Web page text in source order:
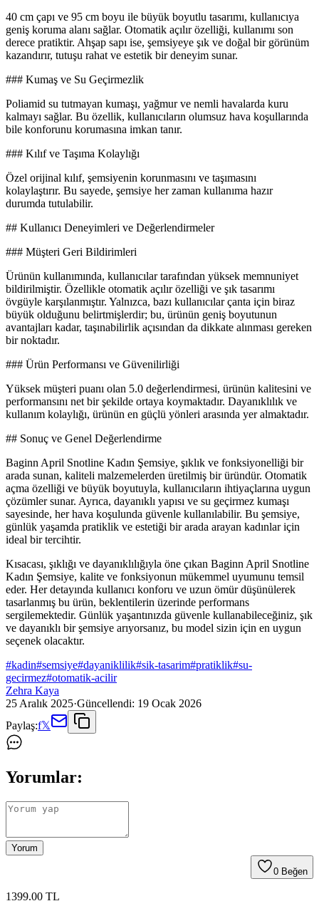
40 cm çapı ve 95 cm boyu ile büyük boyutlu tasarımı, kullanıcıya
geniş koruma alanı sağlar. Otomatik açılır özelliği, kullanımı son
derece pratiktir. Ahşap sapı ise, şemsiyeye şık ve doğal bir görünüm
kazandırır, tutuşu rahat ve estetik bir deneyim sunar.
### Kumaş ve Su Geçirmezlik
Poliamid su tutmayan kumaşı, yağmur ve nemli havalarda kuru
kalmayı sağlar. Bu özellik, kullanıcıların olumsuz hava koşullarında
bile konforunu korumasına imkan tanır.
### Kılıf ve Taşıma Kolaylığı
Özel orijinal kılıf, şemsiyenin korunmasını ve taşımasını
kolaylaştırır. Bu sayede, şemsiye her zaman kullanıma hazır
durumda tutulabilir.
## Kullanıcı Deneyimleri ve Değerlendirmeler
### Müşteri Geri Bildirimleri
Ürünün kullanımında, kullanıcılar tarafından yüksek memnuniyet
bildirilmiştir. Özellikle otomatik açılır özelliği ve şık tasarımı
övgüyle karşılanmıştır. Yalnızca, bazı kullanıcılar çanta için biraz
büyük olduğunu belirtmişlerdir; bu, ürünün geniş boyutunun
avantajları kadar, taşınabilirlik açısından da dikkate alınması gereken
bir noktadır.
### Ürün Performansı ve Güvenilirliği
Yüksek müşteri puanı olan 5.0 değerlendirmesi, ürünün kalitesini ve
performansını net bir şekilde ortaya koymaktadır. Dayanıklılık ve
kullanım kolaylığı, ürünün en güçlü yönleri arasında yer almaktadır.
## Sonuç ve Genel Değerlendirme
Baginn April Snotline Kadın Şemsiye, şıklık ve fonksiyonelliği bir
arada sunan, kaliteli malzemelerden üretilmiş bir üründür. Otomatik
açma özelliği ve büyük boyutuyla, kullanıcıların ihtiyaçlarına uygun
çözümler sunar. Ayrıca, dayanıklı yapısı ve su geçirmez kumaşı
sayesinde, her hava koşulunda güvenle kullanılabilir. Bu şemsiye,
günlük yaşamda pratiklik ve estetiği bir arada arayan kadınlar için
ideal bir tercihtir.
Kısacası, şıklığı ve dayanıklılığıyla öne çıkan Baginn April Snotline
Kadın Şemsiye, kalite ve fonksiyonun mükemmel uyumunu temsil
eder. Her detayında kullanıcı konforu ve uzun ömür düşünülerek
tasarlanmış bu ürün, beklentilerin üzerinde performans
sergilemektedir. Günlük yaşantınızda güvenle kullanabileceğiniz, şık
ve dayanıklı bir şemsiye arıyorsanız, bu model sizin için en uygun
seçenek olacaktır.
#kadin#semsiye#dayaniklilik#sik-tasarim#pratiklik#su-
gecirmez#otomatik-acilir
Zehra Kaya
25 Aralık 2025·Güncellendi: 19 Ocak 2026
Paylaş:f𝕏
Yorumlar:
Yorum
0 Beğen
1399.00 TL